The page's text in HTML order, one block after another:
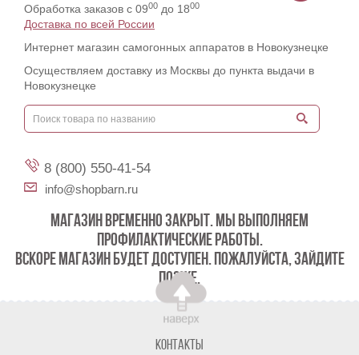
Обработка заказов с 0900 до 1800
Доставка по всей России
Интернет магазин самогонных аппаратов в Новокузнецке
Осуществляем доставку из Москвы до пункта выдачи в
Новокузнецке
8 (800) 550-41-54
info@shopbarn.ru
МАГАЗИН ВРЕМЕННО ЗАКРЫТ. МЫ ВЫПОЛНЯЕМ
ПРОФИЛАКТИЧЕСКИЕ РАБОТЫ.
ВСКОРЕ МАГАЗИН БУДЕТ ДОСТУПЕН. ПОЖАЛУЙСТА, ЗАЙДИТЕ
ПОЗЖЕ.
Контакты